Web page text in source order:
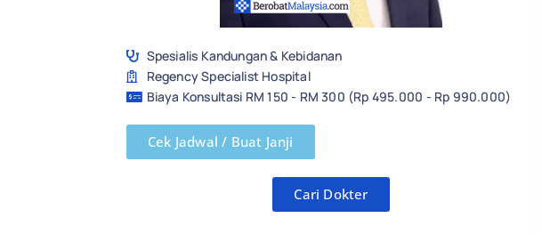
Spesialis Kandungan & Kebidanan
Regency Specialist Hospital
Biaya Konsultasi RM 150 - RM 300 (Rp 495.000 - Rp 990.000)
Cek Jadwal / Buat Janji
Cari Dokter